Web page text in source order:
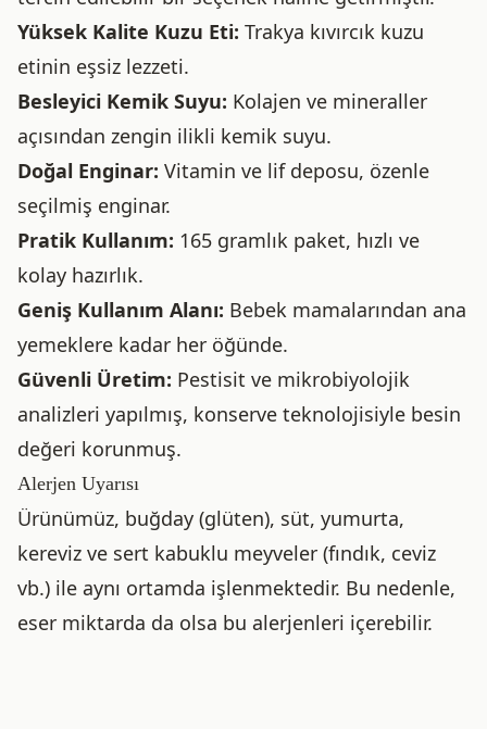
Yüksek Kalite Kuzu Eti: Trakya kıvırcık kuzu
etinin eşsiz lezzeti.
Besleyici Kemik Suyu: Kolajen ve mineraller
açısından zengin ilikli kemik suyu.
Doğal Enginar: Vitamin ve lif deposu, özenle
seçilmiş enginar.
Pratik Kullanım: 165 gramlık paket, hızlı ve
kolay hazırlık.
Geniş Kullanım Alanı: Bebek mamalarından ana
yemeklere kadar her öğünde.
Güvenli Üretim: Pestisit ve mikrobiyolojik
analizleri yapılmış, konserve teknolojisiyle besin
değeri korunmuş.
Alerjen Uyarısı
Ürünümüz, buğday (glüten), süt, yumurta,
kereviz ve sert kabuklu meyveler (fındık, ceviz
vb.) ile aynı ortamda işlenmektedir. Bu nedenle,
eser miktarda da olsa bu alerjenleri içerebilir.